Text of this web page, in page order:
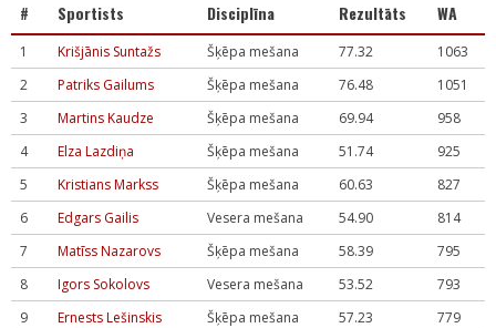
# Sportists Disciplīna Rezultāts WA
1 Krišjānis Suntažs Šķēpa mešana 77.32
1063
2
Patriks Gailums Šķēpa mešana 76.48
1051
3
Martins Kaudze Šķēpa mešana 69.94
958
4
Elza Lazdiņa Šķēpa mešana 51.74
925
5
Kristians Markss Šķēpa mešana 60.63
827
6
Edgars Gailis Vesera mešana 54.90
814
7
Matīss Nazarovs Šķēpa mešana 58.39
795
8
Igors Sokolovs Vesera mešana 53.52
793
9
Ernests Lešinskis Šķēpa mešana 57.23
779